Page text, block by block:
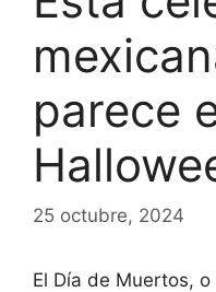
parece
25 octubre, 2024
El Día de Muertos,